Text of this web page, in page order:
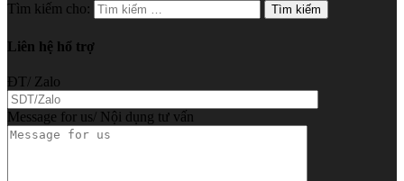
Tìm kiếm cho:
Liên hệ hổ trợ
ĐT/ Zalo
Message for us/ Nội dụng tư vấn